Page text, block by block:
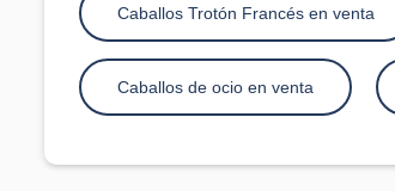
Caballos Trotón Francés en venta
Caballos de ocio en venta